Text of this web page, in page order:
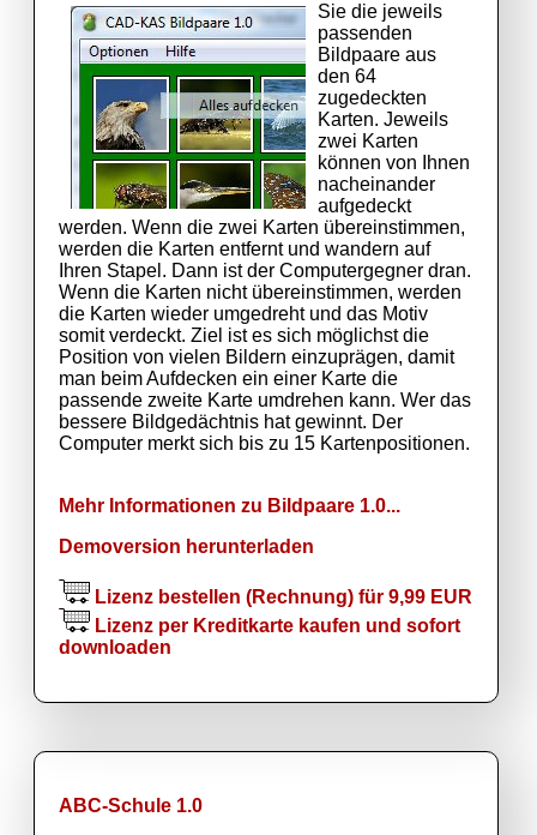
Sie die jeweils
passenden
Bildpaare aus
den 64
zugedeckten
Karten. Jeweils
zwei Karten
können von Ihnen
nacheinander
aufgedeckt
werden. Wenn die zwei Karten übereinstimmen,
werden die Karten entfernt und wandern auf
Ihren Stapel. Dann ist der Computergegner dran.
Wenn die Karten nicht übereinstimmen, werden
die Karten wieder umgedreht und das Motiv
somit verdeckt. Ziel ist es sich möglichst die
Position von vielen Bildern einzuprägen, damit
man beim Aufdecken ein einer Karte die
passende zweite Karte umdrehen kann. Wer das
bessere Bildgedächtnis hat gewinnt. Der
Computer merkt sich bis zu 15 Kartenpositionen.
Mehr Informationen zu Bildpaare 1.0...
Demoversion herunterladen
Lizenz bestellen (Rechnung) für 9,99 EUR
Lizenz per Kreditkarte kaufen und sofort
downloaden
ABC-Schule 1.0